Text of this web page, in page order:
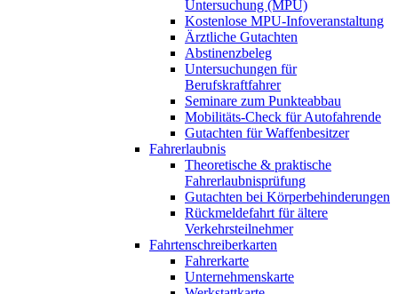
Untersuchung (MPU)
Kostenlose MPU-Infoveranstaltung
Ärztliche Gutachten
Abstinenzbeleg
Untersuchungen für
Berufskraftfahrer
Seminare zum Punkteabbau
Mobilitäts-Check für Autofahrende
Gutachten für Waffenbesitzer
Fahrerlaubnis
Theoretische & praktische
Fahrerlaubnisprüfung
Gutachten bei Körperbehinderungen
Rückmeldefahrt für ältere
Verkehrsteilnehmer
Fahrtenschreiberkarten
Fahrerkarte
Unternehmenskarte